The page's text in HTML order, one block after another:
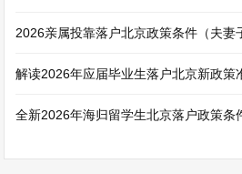
2026亲属投靠落户北京政策条件（夫妻
解读2026年应届毕业生落户北京新政策
全新2026年海归留学生北京落户政策条